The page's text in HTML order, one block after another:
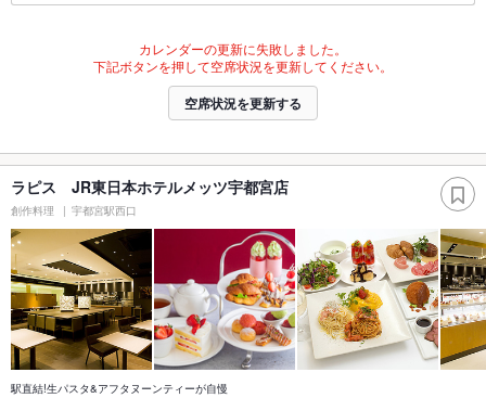
カレンダーの更新に失敗しました。
下記ボタンを押して空席状況を更新してください。
空席状況を更新する
ラピス JR東日本ホテルメッツ宇都宮店
創作料理 宇都宮駅西口
駅直結!生パスタ&アフタヌーンティーが自慢